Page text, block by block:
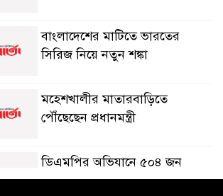
বাংলাদেশের মাটিতে ভারতের
সিরিজ নিয়ে নতুন শঙ্কা
মহেশখালীর মাতারবাড়িতে
পৌঁছেছেন প্রধানমন্ত্রী
ডিএমপির অভিযানে ৫০৪ জন
গ্রেপ্তার, মামলা ৩৫